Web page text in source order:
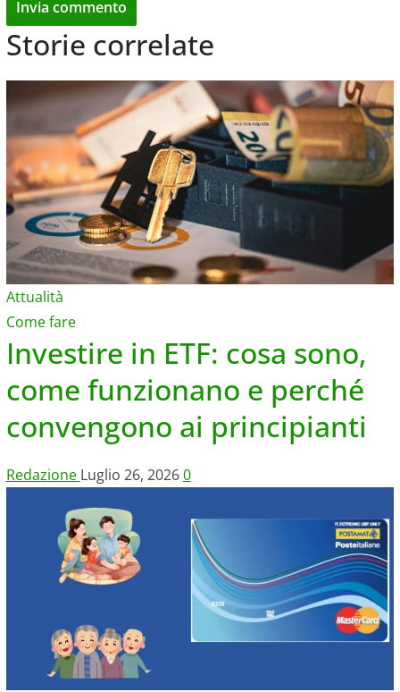
Storie correlate
Attualità
Come fare
Investire in ETF: cosa sono,
come funzionano e perché
convengono ai principianti
Redazione Luglio 26, 20260